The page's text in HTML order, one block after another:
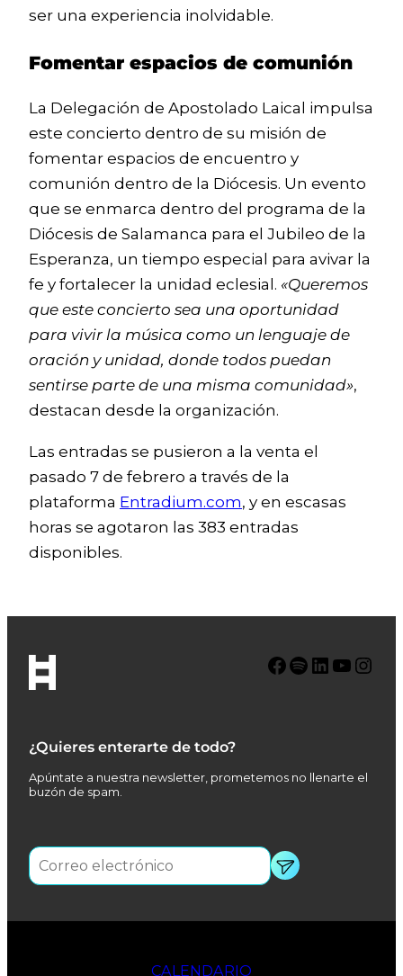
ser una experiencia inolvidable.
Fomentar espacios de comunión
La Delegación de Apostolado Laical impulsa
este concierto dentro de su misión de
fomentar espacios de encuentro y
comunión dentro de la Diócesis. Un evento
que se enmarca dentro del programa de la
Diócesis de Salamanca para el Jubileo de la
Esperanza, un tiempo especial para avivar la
fe y fortalecer la unidad eclesial. «Queremos
que este concierto sea una oportunidad
para vivir la música como un lenguaje de
oración y unidad, donde todos puedan
sentirse parte de una misma comunidad»,
destacan desde la organización.
Las entradas se pusieron a la venta el
pasado 7 de febrero a través de la
plataforma Entradium.com, y en escasas
horas se agotaron las 383 entradas
disponibles.
¿Quieres enterarte de todo?
Apúntate a nuestra newsletter, prometemos no llenarte el
buzón de spam.
Facebook Spotify LinkedIn YouTube Instagram
CALENDARIO